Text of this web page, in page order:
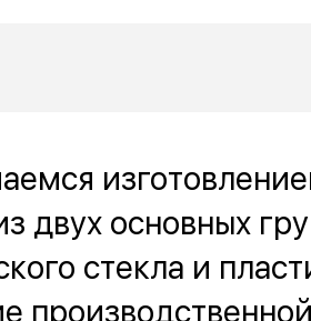
двух основных
стекла и